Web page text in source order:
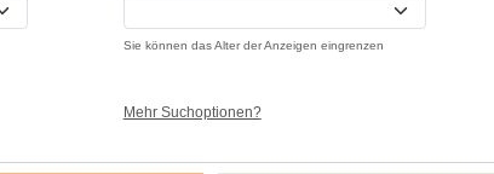
Sie können das Alter der Anzeigen eingrenzen
Mehr Suchoptionen?